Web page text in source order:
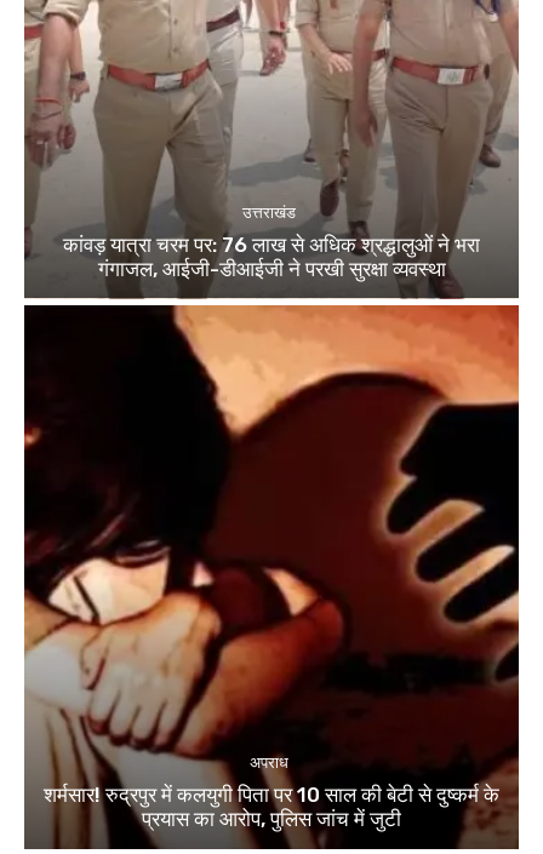
उत्तराखंड
कांवड़ यात्रा चरम पर: 76 लाख से अधिक श्रद्धालुओं ने भरा
गंगाजल, आईजी-डीआईजी ने परखी सुरक्षा व्यवस्था
अपराध
शर्मसार! रुद्रपुर में कलयुगी पिता पर 10 साल की बेटी से दुष्कर्म के
प्रयास का आरोप, पुलिस जांच में जुटी